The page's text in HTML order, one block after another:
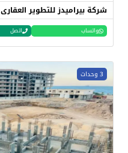
شركة بيراميدز للتطوير العقارى
واتساب اتصل
3 وحدات